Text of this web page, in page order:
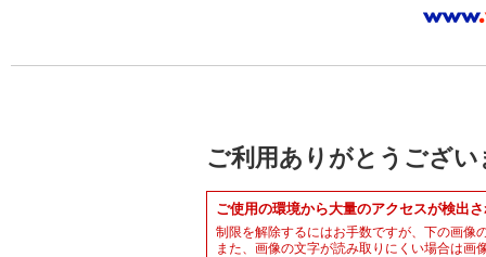
ご利用ありがとうござい
ご使用の環境から大量のアクセスが検出
制限を解除するにはお手数ですが、下の画像
また、画像の文字が読み取りにくい場合は画